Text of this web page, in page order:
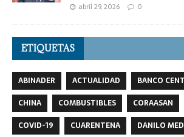
abril 29, 2026 0
ETIQUETAS
ABINADER ACTUALIDAD BANCO
CHINA
COMBUSTIBLES CORAASAN
COVID-19
CUARENTENA
DANILO